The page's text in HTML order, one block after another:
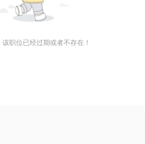
该职位已经过期或者不存在！